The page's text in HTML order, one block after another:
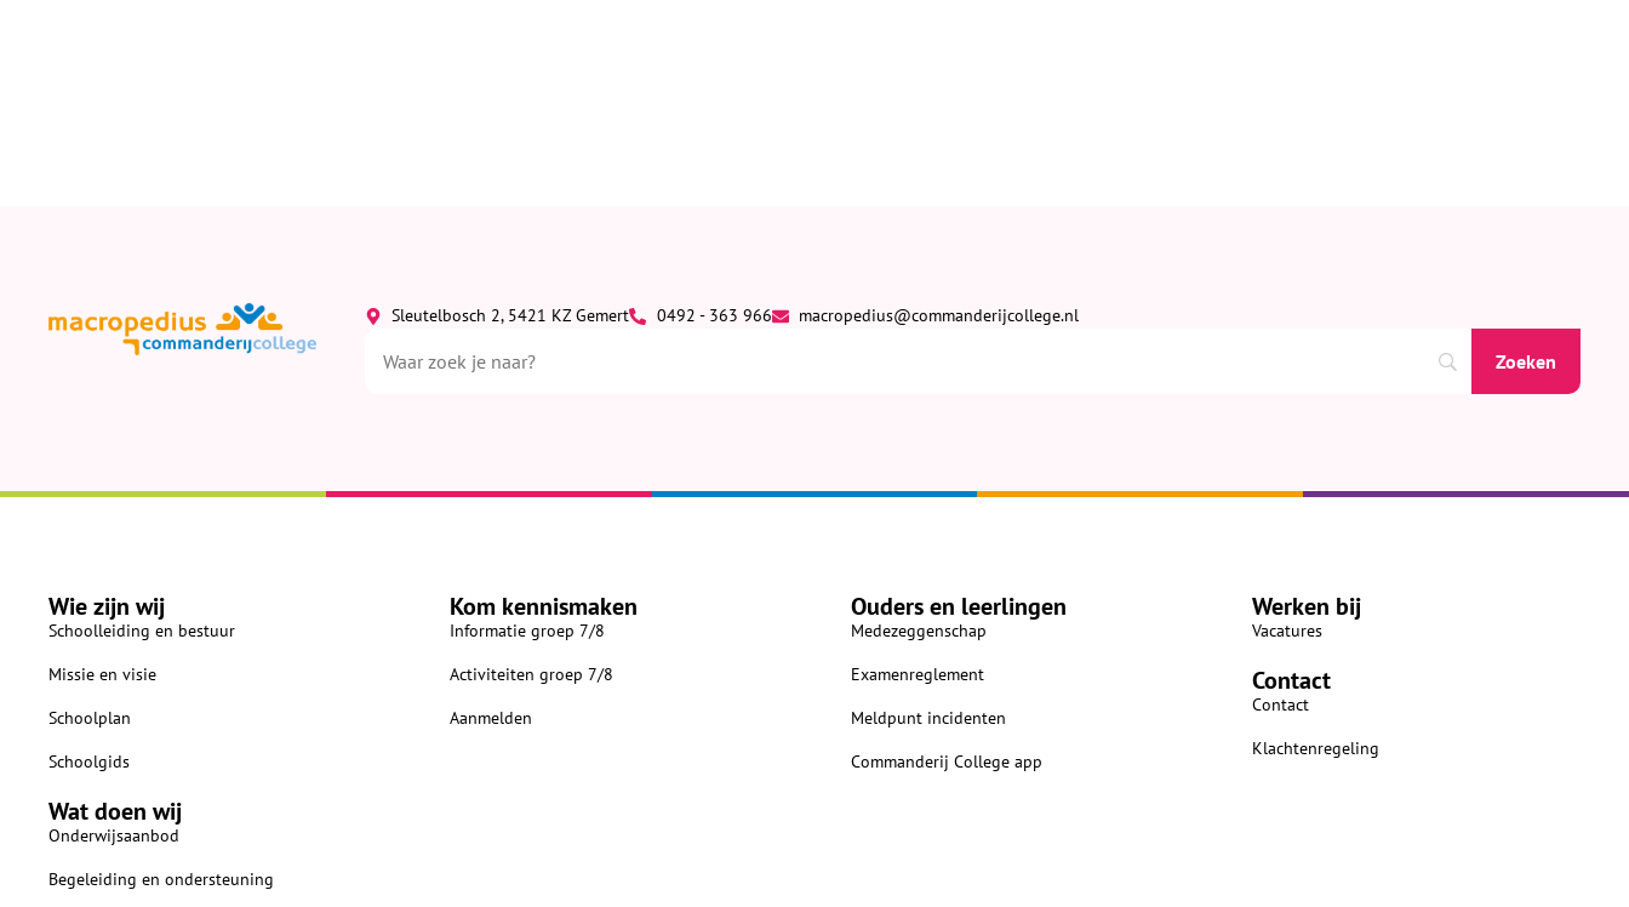
Sleutelbosch 2, 5421 KZ Gemert 0492 - 363 966 macropedius@commanderijcollege.nl
Wie zijn wij
Schoolleiding en bestuur
Missie en visie
Schoolplan
Schoolgids
Wat doen wij
Onderwijsaanbod
Begeleiding en ondersteuning
Kom kennismaken
Informatie groep 7/8
Activiteiten groep 7/8
Aanmelden
Ouders en leerlingen
Medezeggenschap
Examenreglement
Meldpunt incidenten
Commanderij College app
Werken bij
Vacatures
Contact
Contact
Klachtenregeling